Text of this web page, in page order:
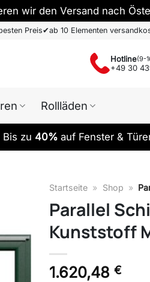
wir den Versand nach
Preis✔ab 10 Elementen
Hotline(9-
+49 30
Rollläden
Bis zu 40% auf Fenster &
Startseite » Shop »
Parallel
Kunststoff
1.620,48 €